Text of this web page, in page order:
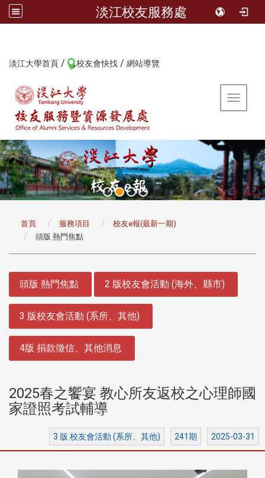
淡江校友服務處
淡江大學首頁 / 校友會快找 / 網站導覽
Toggle
首頁 服務項目
校友e報(最新一期)
頭版 熱門焦點
頭版 熱門焦點 2 版校友會活動 (海外、縣市)
3 版校友會活動 (系所、其他)
4版 捐款徵信、其他消息
2025春之饗宴 教心所友返校之心理師國
家證照考試輔導
3 版 校友會活動 (系所、其他) 241期 2025-03-31